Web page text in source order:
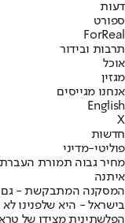
דעות
ספורט
ForReal
תרבות ובידור
אוכל
מגזין
אנחנו מגייסים
English
X
חדשות
פוליטי-מדיני
מחיר גבוה תמורת
איתנה
המסקנה המתבקשת - גם
בישראל - היא שלפנינו
הפלשתינית מצידו של